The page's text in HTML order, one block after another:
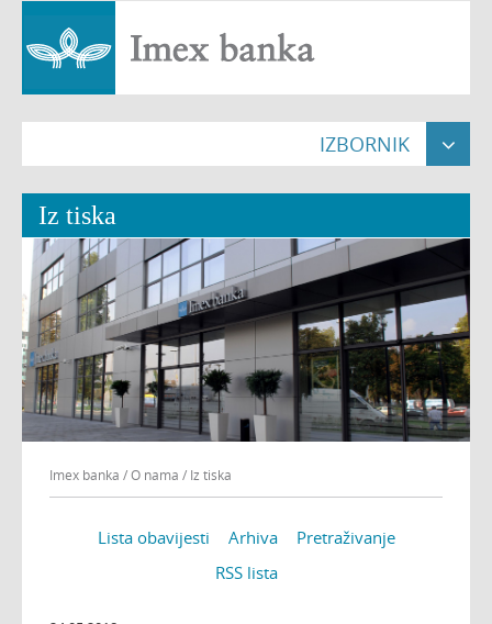
IZBORNIK 
Naslovna
Građani 
Pravne osobe 
Poslovnice
O nama 
Nekretnine
Iz tiska
Imex banka /O nama / Iz tiska
Lista obavijesti Arhiva
Pretraživanje
RSS lista